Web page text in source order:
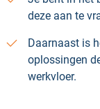
deze aan te
Daarnaast is
oplossingen
werkvloer.